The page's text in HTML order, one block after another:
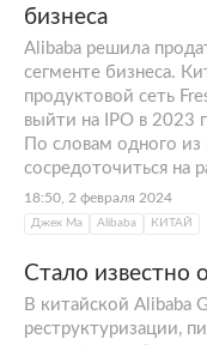
В 2020 году у
с китайскими
раскритиковал
системы Китая.
информации
Цзиньпин
приостановить
Group. Из-за
серьезную
Ма за год
своего
бизнеса
Alibaba решила
сегменте бизнеса.
продуктовой сеть
выйти на IPO в 2023
По словам одного
сосредоточиться на
18:50, 2 февраля 2024
Джек Ма Alibaba КИТАЙ
Стало известно
В китайской Alibaba
реструктуризации,